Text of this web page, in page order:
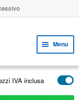
Menu
il
menu
child
IVA inclusa